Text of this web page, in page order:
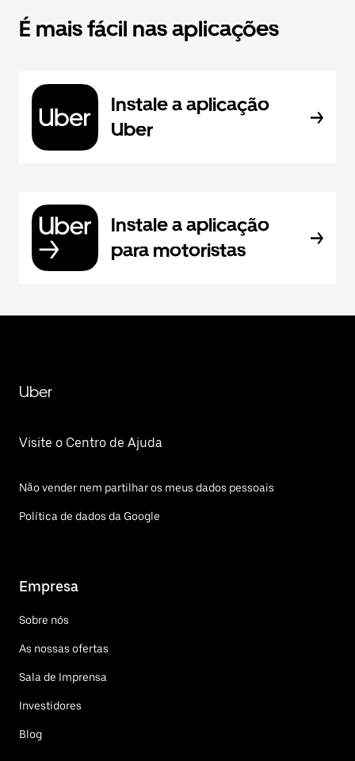
É mais fácil nas aplicações
Instale a aplicação
Uber
Instale a aplicação
para motoristas
Uber
Visite o Centro de Ajuda
Não vender nem partilhar os meus dados pessoais
Política de dados da Google
Empresa
Sobre nós
As nossas ofertas
Sala de Imprensa
Investidores
Blog